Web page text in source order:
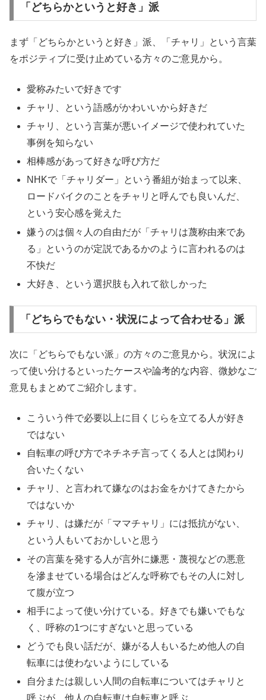
「どちらかというと好き」派
まず「どちらかというと好き」派、「チャリ」という言葉
をポジティブに受け止めている方々のご意見から。
愛称みたいで好きです
チャリ、という語感がかわいいから好きだ
チャリ、という言葉が悪いイメージで使われていた
事例を知らない
相棒感があって好きな呼び方だ
NHKで「チャリダー」という番組が始まって以来、
ロードバイクのことをチャリと呼んでも良いんだ、
という安心感を覚えた
嫌うのは個々人の自由だが「チャリは蔑称由来であ
る」というのが定説であるかのように言われるのは
不快だ
大好き、という選択肢も入れて欲しかった
「どちらでもない・状況によって合わせる」派
次に「どちらでもない派」の方々のご意見から。状況によ
って使い分けるといったケースや論考的な内容、微妙なご
意見もまとめてご紹介します。
こういう件で必要以上に目くじらを立てる人が好き
ではない
自転車の呼び方でネチネチ言ってくる人とは関わり
合いたくない
チャリ、と言われて嫌なのはお金をかけてきたから
ではないか
チャリ、は嫌だが「ママチャリ」には抵抗がない、
という人もいておかしいと思う
その言葉を発する人が言外に嫌悪・蔑視などの悪意
を滲ませている場合はどんな呼称でもその人に対し
て腹が立つ
相手によって使い分けている。好きでも嫌いでもな
く、呼称の1つにすぎないと思っている
どうでも良い話だが、嫌がる人もいるため他人の自
転車には使わないようにしている
自分または親しい人間の自転車についてはチャリと
呼ぶが、他人の自転車は自転車と呼ぶ